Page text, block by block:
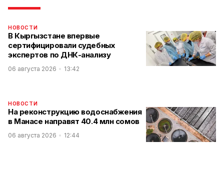
НОВОСТИ
В Кыргызстане впервые
сертифицировали судебных
экспертов по ДНК-анализу
06 августа 2026 13:42
НОВОСТИ
На реконструкцию водоснабжения
в Манасе направят 40.4 млн сомов
06 августа 2026 12:44